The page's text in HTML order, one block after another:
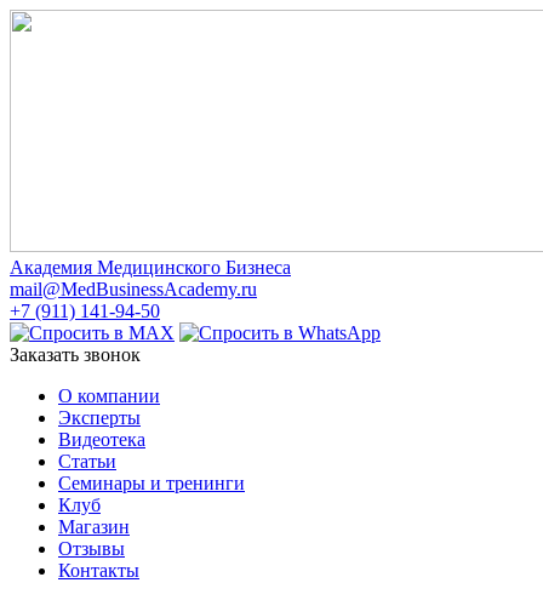
Академия Медицинского Бизнеса
mail@MedBusinessAcademy.ru
+7 (911) 141-94-50
Заказать звонок
О компании
Эксперты
Видеотека
Статьи
Семинары и тренинги
Клуб
Магазин
Отзывы
Контакты